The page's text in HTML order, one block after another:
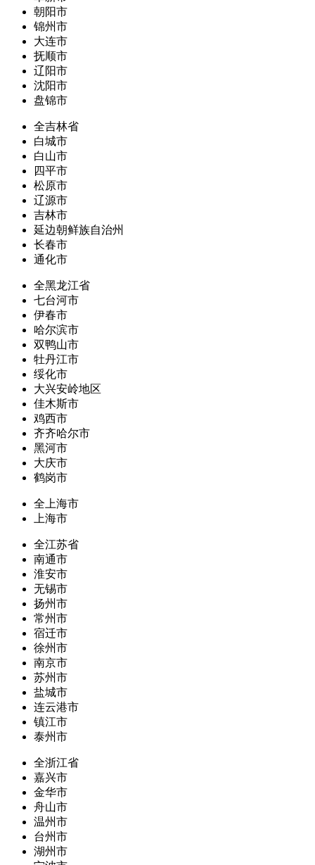
朝阳市
锦州市
大连市
抚顺市
辽阳市
沈阳市
盘锦市
全吉林省
白城市
白山市
四平市
松原市
辽源市
吉林市
延边朝鲜族自治州
长春市
通化市
全黑龙江省
七台河市
伊春市
哈尔滨市
双鸭山市
牡丹江市
绥化市
大兴安岭地区
佳木斯市
鸡西市
齐齐哈尔市
黑河市
大庆市
鹤岗市
全上海市
上海市
全江苏省
南通市
淮安市
无锡市
扬州市
常州市
宿迁市
徐州市
南京市
苏州市
盐城市
连云港市
镇江市
泰州市
全浙江省
嘉兴市
金华市
舟山市
温州市
台州市
湖州市